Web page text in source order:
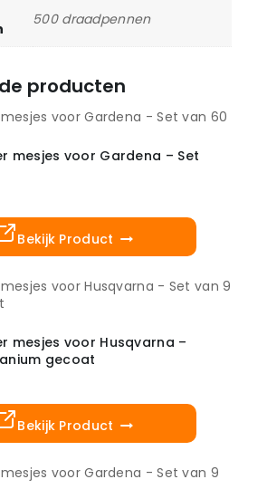
500 draadpennen
producten
mesjes voor Gardena – Set
Bekijk Product
mesjes voor Husqvarna –
gecoat
Bekijk Product